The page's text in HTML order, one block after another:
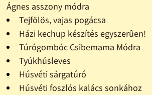
Ágnes asszony módra
Tejfölös, vajas pogácsa
Házi kechup készítés egyszerûen!
Túrógombóc Csibemama Módra
Tyúkhúsleves
Húsvéti sárgatúró
Húsvéti foszlós kalács sonkához